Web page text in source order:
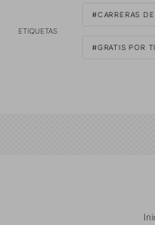
ETIQUETAS
CARRERAS
GRATIS POR